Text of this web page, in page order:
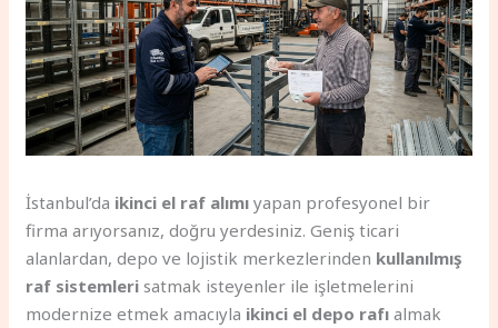
İstanbul’da ikinci el raf alımı yapan profesyonel bir
firma arıyorsanız, doğru yerdesiniz. Geniş ticari
alanlardan, depo ve lojistik merkezlerinden kullanılmış
raf sistemleri satmak isteyenler ile işletmelerini
modernize etmek amacıyla ikinci el depo rafı almak